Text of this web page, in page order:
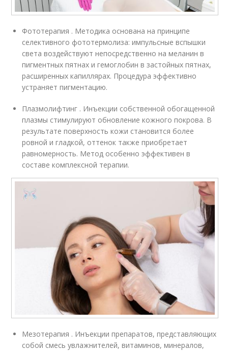
Фототерапия . Методика основана на принципе
селективного фототермолиза: импульсные вспышки
света воздействуют непосредственно на меланин в
пигментных пятнах и гемоглобин в застойных пятнах,
расширенных капиллярах. Процедура эффективно
устраняет пигментацию.
Плазмолифтинг . Инъекции собственной обогащенной
плазмы стимулируют обновление кожного покрова. В
результате поверхность кожи становится более
ровной и гладкой, оттенок также приобретает
равномерность. Метод особенно эффективен в
составе комплексной терапии.
Мезотерапия . Инъекции препаратов, представляющих
собой смесь увлажнителей, витаминов, минералов,